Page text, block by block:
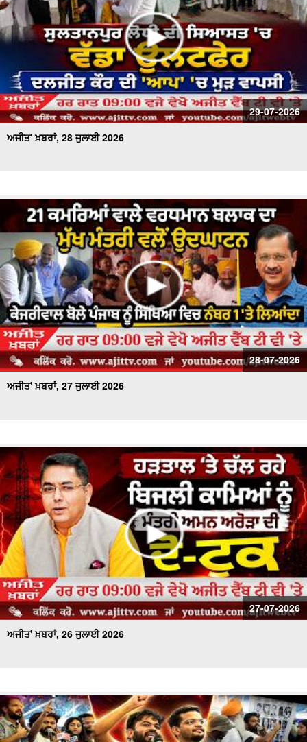
29-07-2026
ਅਜੀਤ' ਖ਼ਬਰਾਂ, 28 ਜੁਲਾਈ 2026
28-07-2026
ਅਜੀਤ' ਖ਼ਬਰਾਂ, 27 ਜੁਲਾਈ 2026
27-07-2026
ਅਜੀਤ' ਖ਼ਬਰਾਂ, 26 ਜੁਲਾਈ 2026